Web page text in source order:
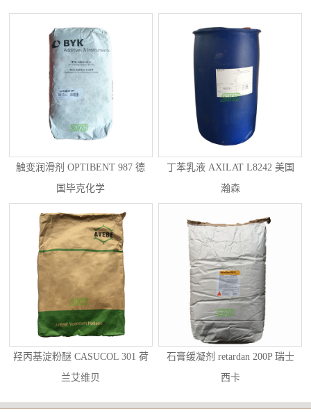
触变润滑剂 OPTIBENT 987 德
国毕克化学
丁苯乳液 AXILAT L8242 美国
瀚森
羟丙基淀粉醚 CASUCOL 301 荷
兰艾维贝
石膏缓凝剂 retardan 200P 瑞士
西卡